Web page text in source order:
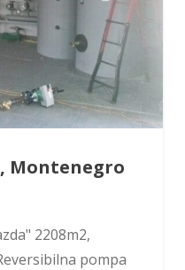
Montenegro
2208m2,
pompa